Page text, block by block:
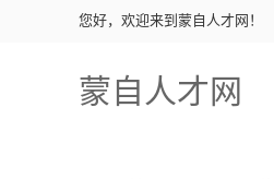
您好，欢迎来到蒙自人才网！
蒙自人才网